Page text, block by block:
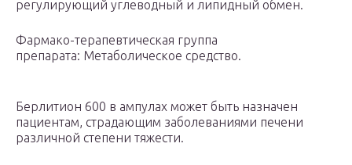
регулирующий углеводный и липидный обмен.
Фармако-терапевтическая группа
препарата: Метаболическое средство.
Берлитион 600 в ампулах может быть назначен
пациентам, страдающим заболеваниями печени
различной степени тяжести.